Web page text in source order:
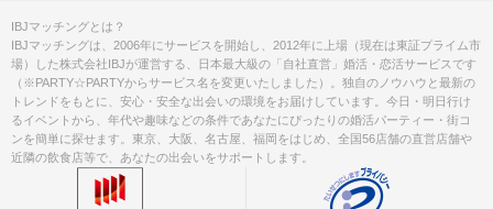
IBJマッチングとは？
IBJマッチングは、2006年にサービスを開始し、2012年に上場（現在は東証プライム市
場）した株式会社IBJが運営する、日本最大級の「自社直営」婚活・恋活サービスです
（※PARTY☆PARTYからサービス名を変更いたしました）。独自のノウハウと最新の
トレンドをもとに、安心・安全な出会いの環境をお届けしています。今日・明日行け
るイベントから、年代や趣味などの条件であなたにぴったりの婚活パーティー・街コ
ンを簡単に探せます。東京、大阪、名古屋、福岡をはじめ、全国56店舗の直営店舗や
近隣の飲食店等で、あなたの出会いをサポートします。